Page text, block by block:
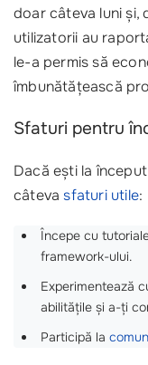
doar câteva luni și,
utilizatorii au
le-a permis să
îmbunătățească
Sfaturi pentru
Dacă ești la
câtevasfaturi utile:
Începe cu
framework-ului.
Experimentează
abilitățile și a-ți
Participă la